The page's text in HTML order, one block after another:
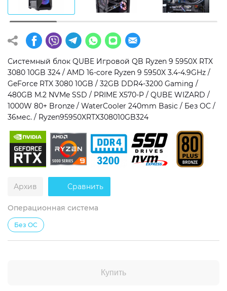
Операционная система
Windows 11 Home
Windows 11 Pro
Без ОС
Тип накопителя
SSD
HDD
SSD + HDD
Дополнительно
RGB-подсветка
Разблокированный множитель CPU
Сверхбыстрый M.2 SSD NVME
Системный блок QUBE Игровой QB Ryzen 9 5950X RTX
3080 10GB 324 / AMD 16-core Ryzen 9 5950X 3.4-4.9GHz /
GeForce RTX 3080 10GB / 32GB DDR4-3200 Gaming /
480GB M.2 NVMe SSD / PRIME X570-P / QUBE WIZARD /
1000W 80+ Bronze / WaterCooler 240mm Basic / Без ОС /
36мес. / Ryzen95950XRTX308010GB324
Архив Сравнить
Операционная система
Без ОС
Купить